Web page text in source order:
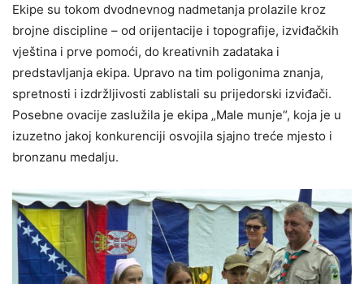
Ekipe su tokom dvodnevnog nadmetanja prolazile kroz
brojne discipline – od orijentacije i topografije, izviđačkih
vještina i prve pomoći, do kreativnih zadataka i
predstavljanja ekipa. Upravo na tim poligonima znanja,
spretnosti i izdržljivosti zablistali su prijedorski izviđači.
Posebne ovacije zaslužila je ekipa „Male munje“, koja je u
izuzetno jakoj konkurenciji osvojila sjajno treće mjesto i
bronzanu medalju.